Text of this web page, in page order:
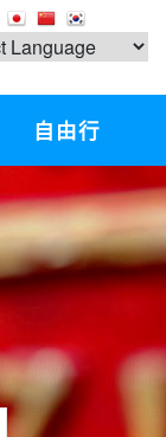
自由行